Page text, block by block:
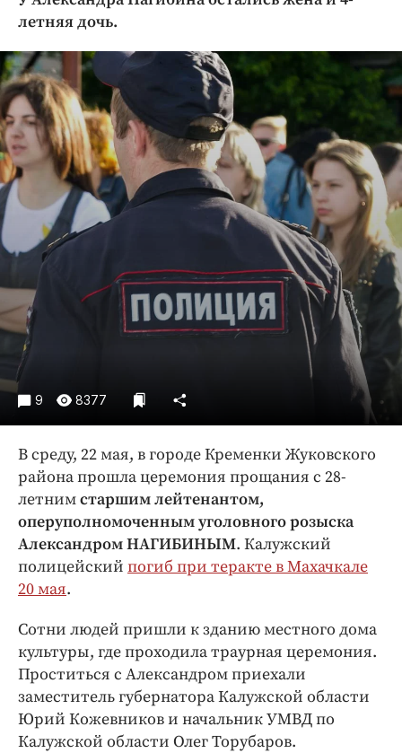
Криминал
Недвижимость и ЖКХ
Образование
Общество
Погода
Праздники
Происшествия
Спорт
Экономика и бизнес
ПРОЕКТЫ
Интересное чтиво
Бренд года
Работодатель года
летняя дочь.
9 8377
В среду, 22 мая, в городе Кременки Жуковского
района прошла церемония прощания с 28-
летнимстаршим лейтенантом,
оперуполномоченным уголовного розыска
Александром НАГИБИНЫМ. Калужский
полицейский погиб при теракте в Махачкале
20 мая.
Сотни людей пришли к зданию местного дома
культуры, где проходила траурная церемония.
Проститься с Александром приехали
заместитель губернатора Калужской области
Юрий Кожевников и начальник УМВД по
Калужской области Олег Торубаров.